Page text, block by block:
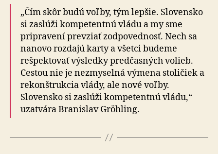
„Čím skôr budú voľby, tým lepšie. Slovensko
si zaslúži kompetentnú vládu a my sme
pripravení prevziať zodpovednosť. Nech sa
nanovo rozdajú karty a všetci budeme
rešpektovať výsledky predčasných volieb.
Cestou nie je nezmyselná výmena stoličiek a
re­kon­štruk­cia vlády, ale nové voľby.
Slovensko si zaslúži kompetentnú vládu,“
uzatvára Branislav Gröhling.